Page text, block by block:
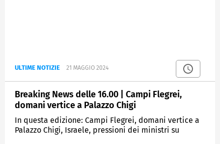
ULTIME NOTIZIE 21 MAGGIO 2024
Breaking News delle 16.00 | Campi Flegrei,
domani vertice a Palazzo Chigi
In questa edizione: Campi Flegrei, domani vertice a
Palazzo Chigi, Israele, pressioni dei ministri su